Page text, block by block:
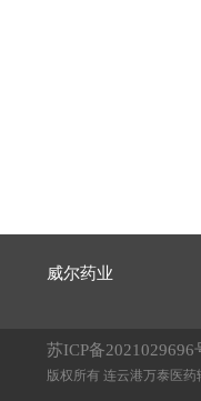
威尔药业
苏ICP备2021029696
版权所有 连云港万泰医